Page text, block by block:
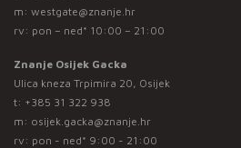
m: westgate@znanje.hr
rv: pon – ned* 10:00 – 21:00
Znanje Osijek Gacka
Ulica kneza Trpimira 20, Osijek
t: +385 31 322 938
m: osijek.gacka@znanje.hr
rv: pon - ned* 9:00 - 21:00